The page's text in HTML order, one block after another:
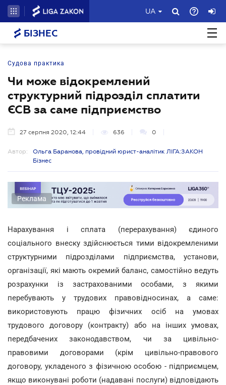
UA
БІЗНЕС
Судова практика
Чи може відокремлений
структурний підрозділ сплатити
ЄСВ за саме підприємство
27 серпня 2020, 12:44 636 0
Автор:
Ольга Баранова, провідний юрист-аналітик ЛІГА:ЗАКОН
Бізнес
Реклама
Нарахування і сплата (перерахування) єдиного
соціального внеску здійснюється тими відокремленими
структурними підрозділами підприємства, установи,
організації, які мають окремий баланс, самостійно ведуть
розрахунки із застрахованими особами, з якими
перебувають у трудових правовідносинах, а саме:
використовують працю фізичних осіб на умовах
трудового договору (контракту) або на інших умовах,
передбачених законодавством, чи за цивільно-
правовими договорами (крім цивільно-правового
договору, укладеного з фізичною особою - підприємцем,
якщо виконувані роботи (надавані послуги) відповідають